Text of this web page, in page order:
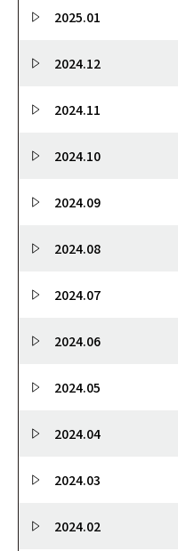
2025.01
2024.12
2024.11
2024.10
2024.09
2024.08
2024.07
2024.06
2024.05
2024.04
2024.03
2024.02